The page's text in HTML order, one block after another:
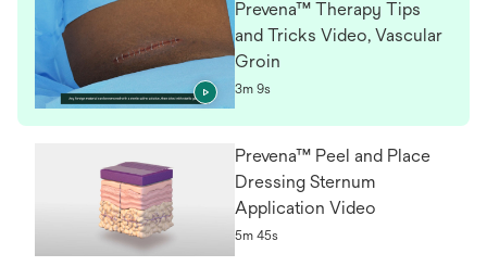
Prevena™ Therapy Tips
and Tricks Video, Vascular
Groin
3m 9s
Prevena™ Peel and Place
Dressing Sternum
Application Video
5m 45s